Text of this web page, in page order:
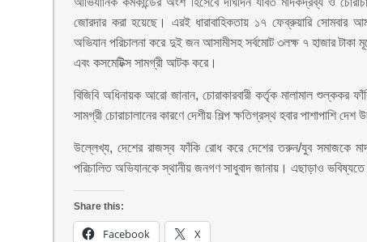
জোরদার করা হয়েছে। এরই ধারাবাহিকতায় ১৭ ফেব্রুয়ারি সোমবার
অভিযান পরিচালনা করে দুই জন আসামীসহ সর্বমোট ৩লক্ষ ৭ হাজার টাকা
এবং কসমেটিক্স সামগ্রী আটক করে।
বিজিবি অধিনায়ক আরো জানান, চোরাকারবারী কর্তৃক মালামাল শুল্ককর
সামগ্রী চোরাচালানের কারণে দেশীয় শিল্প ক্ষতিগ্রস্থ হবার পাশাপাশি
উল্লেখ্য, দেশের রাজস্ব ফাঁকি রোধ করে দেশের তরুন/যুব সমাজকে
পরিচালিত অভিযানকে স্থানীয় জনগণ সাধুবাদ জানায়। এছাড়াও
Share this:
Facebook X